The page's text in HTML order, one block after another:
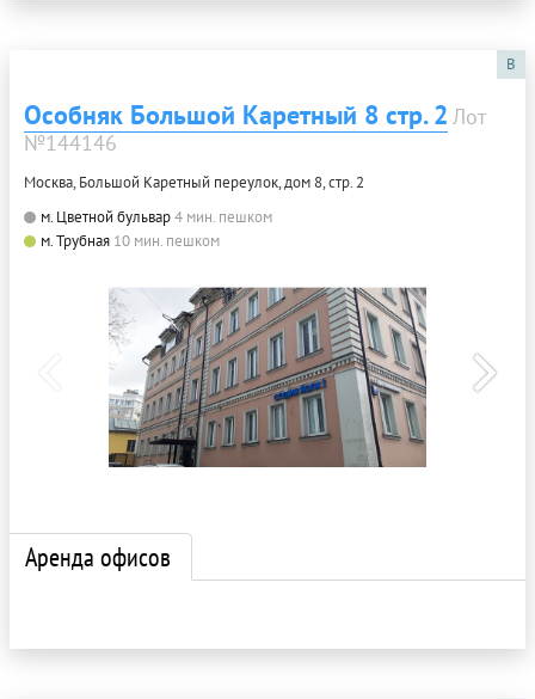
B
Особняк Большой Каретный 8 стр. 2 Лот
№144146
Москва, Большой Каретный переулок, дом 8, стр. 2
м. Цветной бульвар4 мин. пешком
м. Трубная 10 мин. пешком
Аренда офисов